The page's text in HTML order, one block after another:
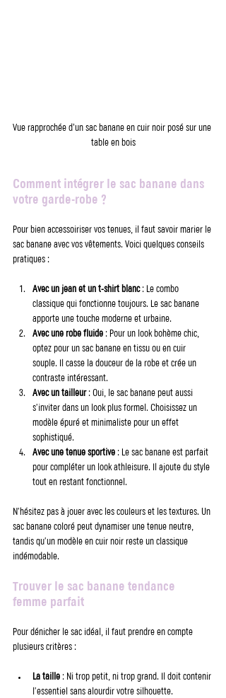
Vue rapprochée d'un sac banane en cuir noir posé sur une
table en bois
Comment intégrer le sac banane dans
votre garde-robe ?
Pour bien accessoiriser vos tenues, il faut savoir marier le
sac banane avec vos vêtements. Voici quelques conseils
pratiques :
Avec un jean et un t-shirt blanc : Le combo
classique qui fonctionne toujours. Le sac banane
apporte une touche moderne et urbaine.
Avec une robe fluide : Pour un look bohème chic,
optez pour un sac banane en tissu ou en cuir
souple. Il casse la douceur de la robe et crée un
contraste intéressant.
Avec un tailleur : Oui, le sac banane peut aussi
s’inviter dans un look plus formel. Choisissez un
modèle épuré et minimaliste pour un effet
sophistiqué.
Avec une tenue sportive : Le sac banane est parfait
pour compléter un look athleisure. Il ajoute du style
tout en restant fonctionnel.
N’hésitez pas à jouer avec les couleurs et les textures. Un
sac banane coloré peut dynamiser une tenue neutre,
tandis qu’un modèle en cuir noir reste un classique
indémodable.
Trouver le sac banane tendance
femme parfait
Pour dénicher le sac idéal, il faut prendre en compte
plusieurs critères :
La taille : Ni trop petit, ni trop grand. Il doit contenir
l’essentiel sans alourdir votre silhouette.